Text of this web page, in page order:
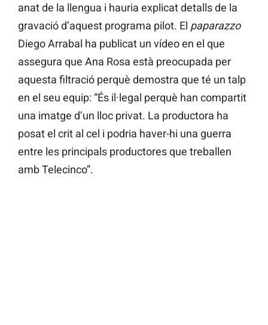
anat de la llengua i hauria explicat detalls de la
gravació d’aquest programa pilot. El paparazzo
Diego Arrabal ha publicat un vídeo en el que
assegura que Ana Rosa està preocupada per
aquesta filtració perquè demostra que té un talp
en el seu equip: “És il·legal perquè han compartit
una imatge d’un lloc privat. La productora ha
posat el crit al cel i podria haver-hi una guerra
entre les principals productores que treballen
amb Telecinco”.